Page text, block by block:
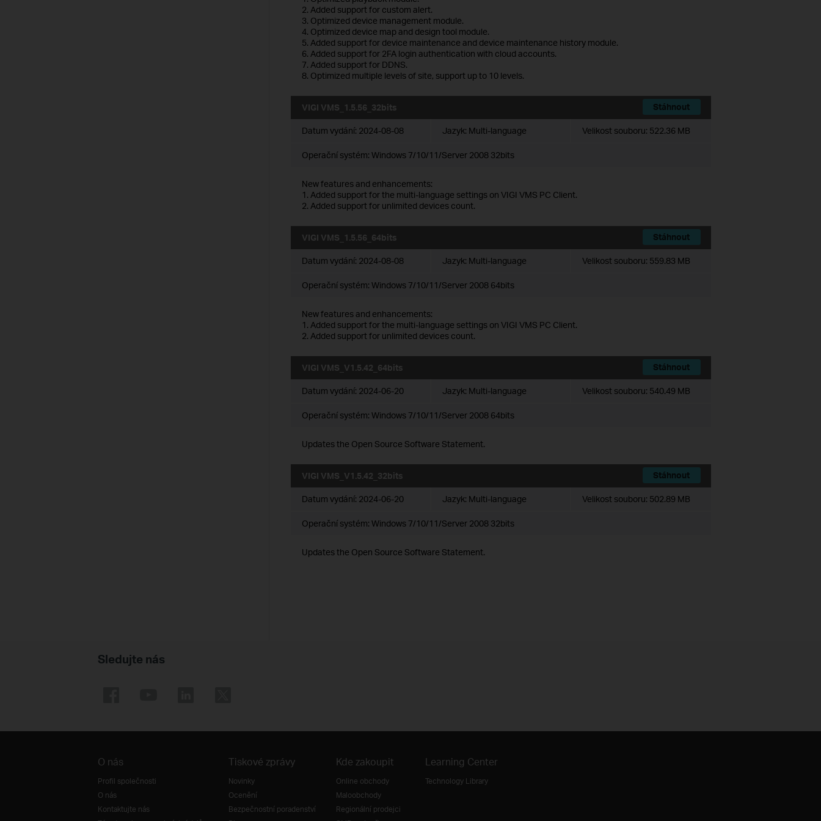
2. Added support for custom alert.
3. Optimized device management module.
4. Optimized device map and design tool module.
5. Added support for device maintenance and device maintenance history module.
6. Added support for 2FA login authentication with cloud accounts.
7. Added support for DDNS.
8. Optimized multiple levels of site, support up to 10 levels.
VIGI VMS_1.5.56_32bits Stáhnout
Datum vydání: 2024-08-08 Jazyk: Multi-language Velikost souboru: 522.36 MB
Operační systém: Windows 7/10/11/Server 2008 32bits
New features and enhancements:
1. Added support for the multi-language settings on VIGI VMS PC Client.
2. Added support for unlimited devices count.
VIGI VMS_1.5.56_64bits Stáhnout
Datum vydání: 2024-08-08 Jazyk: Multi-language Velikost souboru: 559.83 MB
Operační systém: Windows 7/10/11/Server 2008 64bits
New features and enhancements:
1. Added support for the multi-language settings on VIGI VMS PC Client.
2. Added support for unlimited devices count.
VIGI VMS_V1.5.42_64bits Stáhnout
Datum vydání: 2024-06-20 Jazyk: Multi-language Velikost souboru: 540.49 MB
Operační systém: Windows 7/10/11/Server 2008 64bits
Updates the Open Source Software Statement.
VIGI VMS_V1.5.42_32bits Stáhnout
Datum vydání: 2024-06-20 Jazyk: Multi-language Velikost souboru: 502.89 MB
Operační systém: Windows 7/10/11/Server 2008 32bits
Updates the Open Source Software Statement.
Sledujte nás
O nás
Profil společnosti
O nás
Kontaktujte nás
Tiskové zprávy
Novinky
Ocenění
Bezpečnostní poradenství
Kde zakoupit
Online obchody
Maloobchody
Regionální prodejci
Learning Center
Technology Library